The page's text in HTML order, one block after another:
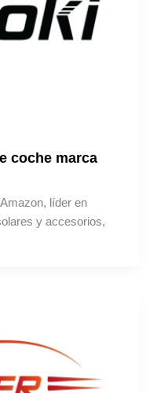
coche marca
líder en
y accesorios,